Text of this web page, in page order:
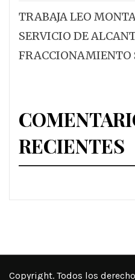
TRABAJA LEO
SERVICIO DE
FRACCIONAMIENTO
RECIENTES
Copyright. Todos los